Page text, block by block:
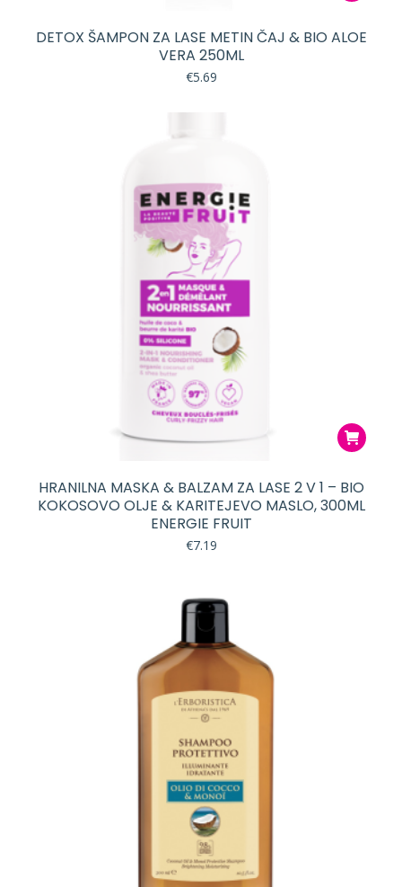
DETOX ŠAMPON ZA LASE METIN ČAJ & BIO ALOE
VERA 250ML
€5.69
HRANILNA MASKA & BALZAM ZA LASE 2 V 1 – BIO
KOKOSOVO OLJE & KARITEJEVO MASLO, 300ML
ENERGIE FRUIT
€7.19